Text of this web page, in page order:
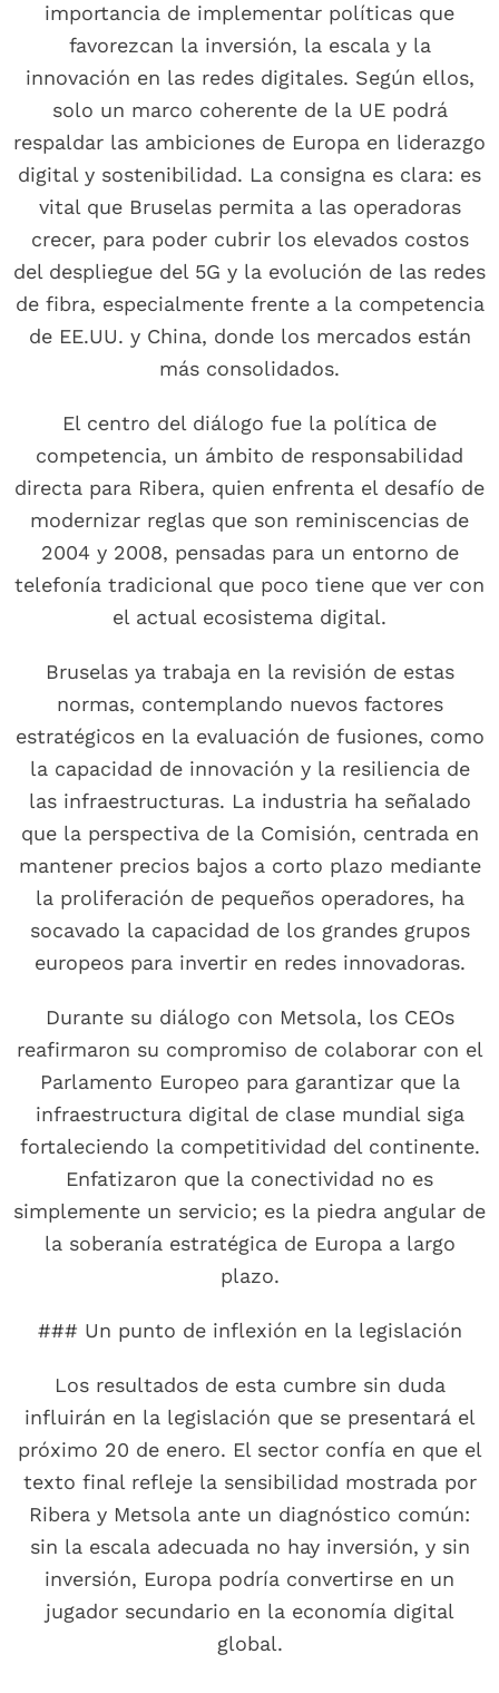
importancia de implementar políticas que
favorezcan la inversión, la escala y la
innovación en las redes digitales. Según ellos,
solo un marco coherente de la UE podrá
respaldar las ambiciones de Europa en liderazgo
digital y sostenibilidad. La consigna es clara: es
vital que Bruselas permita a las operadoras
crecer, para poder cubrir los elevados costos
del despliegue del 5G y la evolución de las redes
de fibra, especialmente frente a la competencia
de EE.UU. y China, donde los mercados están
más consolidados.
El centro del diálogo fue la política de
competencia, un ámbito de responsabilidad
directa para Ribera, quien enfrenta el desafío de
modernizar reglas que son reminiscencias de
2004 y 2008, pensadas para un entorno de
telefonía tradicional que poco tiene que ver con
el actual ecosistema digital.
Bruselas ya trabaja en la revisión de estas
normas, contemplando nuevos factores
estratégicos en la evaluación de fusiones, como
la capacidad de innovación y la resiliencia de
las infraestructuras. La industria ha señalado
que la perspectiva de la Comisión, centrada en
mantener precios bajos a corto plazo mediante
la proliferación de pequeños operadores, ha
socavado la capacidad de los grandes grupos
europeos para invertir en redes innovadoras.
Durante su diálogo con Metsola, los CEOs
reafirmaron su compromiso de colaborar con el
Parlamento Europeo para garantizar que la
infraestructura digital de clase mundial siga
fortaleciendo la competitividad del continente.
Enfatizaron que la conectividad no es
simplemente un servicio; es la piedra angular de
la soberanía estratégica de Europa a largo
plazo.
### Un punto de inflexión en la legislación
Los resultados de esta cumbre sin duda
influirán en la legislación que se presentará el
próximo 20 de enero. El sector confía en que el
texto final refleje la sensibilidad mostrada por
Ribera y Metsola ante un diagnóstico común:
sin la escala adecuada no hay inversión, y sin
inversión, Europa podría convertirse en un
jugador secundario en la economía digital
global.